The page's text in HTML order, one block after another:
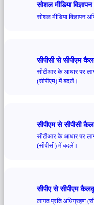
सोशल मीडिया
सोशल मीडिया विज्ञापन
सीपीसी से सीपीएम
सीटीआर के आधार पर
(सीपीएम) में बदलें।
सीपीएम से सीपीसी
सीटीआर के आधार पर
(सीपीसी) में बदलें।
सीपीए से सीपीएम
लागत प्रति अधिग्रहण